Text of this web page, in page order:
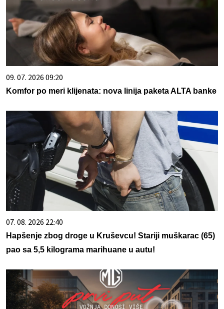
09. 07. 2026 09:20
Komfor po meri klijenata: nova linija paketa ALTA banke
07. 08. 2026 22:40
Hapšenje zbog droge u Kruševcu! Stariji muškarac (65)
pao sa 5,5 kilograma marihuane u autu!